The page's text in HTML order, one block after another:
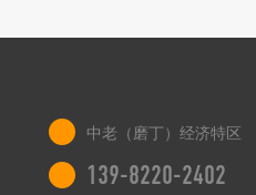
中老（磨丁）经济特区
139-8220-2402